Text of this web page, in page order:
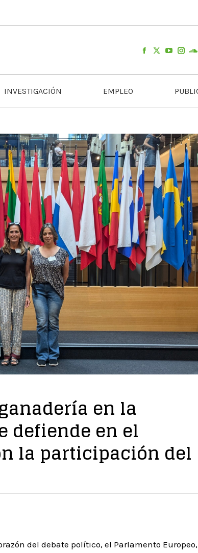
INVESTIGACIÓN EMPLEO
en la
defiende en el
la participación del
del debate político, el Parlamento